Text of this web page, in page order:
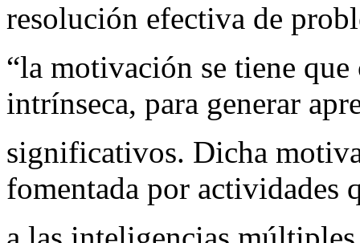
resolución efectiva de
“la motivación se tiene
intrínseca, para generar
significativos. Dicha
fomentada por actividades